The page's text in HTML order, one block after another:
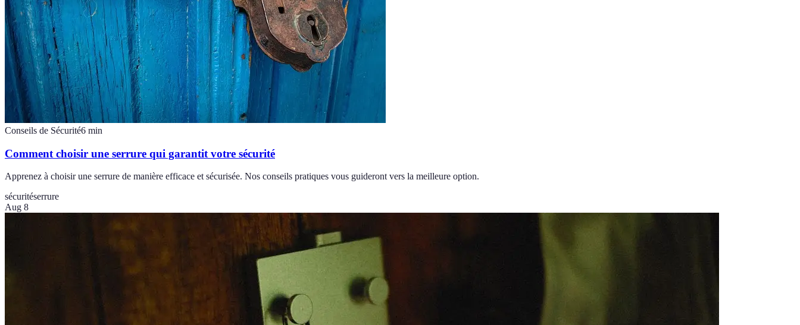
Conseils de Sécurité6 min
Comment choisir une serrure qui garantit votre sécurité
Apprenez à choisir une serrure de manière efficace et sécurisée. Nos conseils pratiques vous guideront vers la meilleure option.
sécuritéserrure
Aug 8